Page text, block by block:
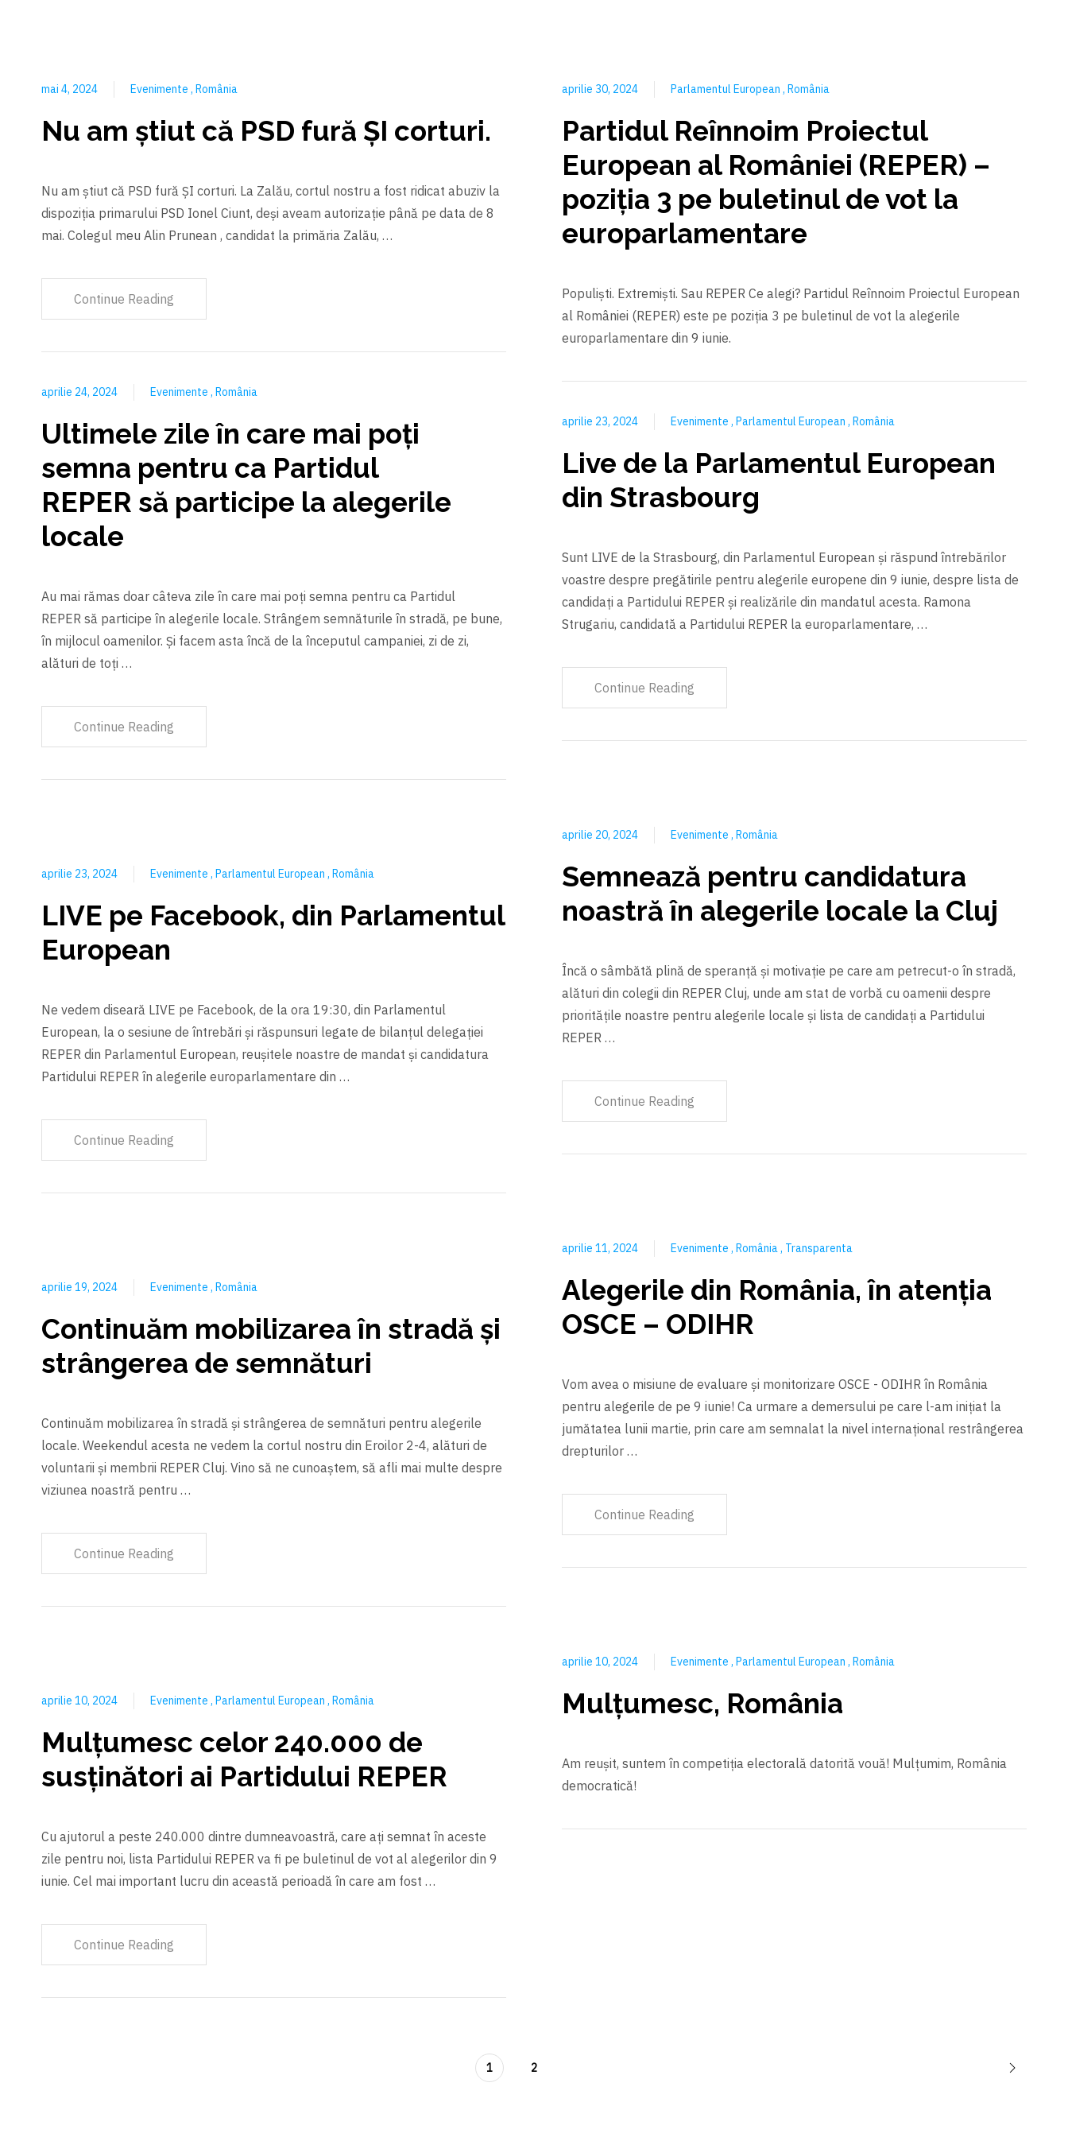
mai 4, 2024 Evenimente România
Nu am ştiut că PSD fură ŞI corturi.
Nu am ştiut că PSD fură ŞI corturi. La Zalău, cortul nostru a fost ridicat abuziv la
dispoziția primarului PSD Ionel Ciunt, deşi aveam autorizație până pe data de 8
mai. Colegul meu Alin Prunean , candidat la primăria Zalău, …
Continue Reading
aprilie 24, 2024 Evenimente România
Ultimele zile în care mai poți
semna pentru ca Partidul
REPER să participe la alegerile
locale
Au mai rămas doar câteva zile în care mai poți semna pentru ca Partidul
REPER să participe în alegerile locale. Strângem semnăturile în stradă, pe bune,
în mijlocul oamenilor. Și facem asta încă de la începutul campaniei, zi de zi,
alături de toți …
Continue Reading
aprilie 23, 2024 Evenimente Parlamentul European România
LIVE pe Facebook, din Parlamentul
European
Ne vedem diseară LIVE pe Facebook, de la ora 19:30, din Parlamentul
European, la o sesiune de întrebări și răspunsuri legate de bilanțul delegației
REPER din Parlamentul European, reușitele noastre de mandat și candidatura
Partidului REPER în alegerile europarlamentare din …
Continue Reading
aprilie 19, 2024 Evenimente România
Continuăm mobilizarea în stradă și
strângerea de semnături
Continuăm mobilizarea în stradă și strângerea de semnături pentru alegerile
locale. Weekendul acesta ne vedem la cortul nostru din Eroilor 2-4, alături de
voluntarii și membrii REPER Cluj. Vino să ne cunoaștem, să afli mai multe despre
viziunea noastră pentru …
Continue Reading
aprilie 10, 2024 Evenimente Parlamentul European România
Mulțumesc celor 240.000 de
susținători ai Partidului REPER
Cu ajutorul a peste 240.000 dintre dumneavoastră, care ați semnat în aceste
zile pentru noi, lista Partidului REPER va fi pe buletinul de vot al alegerilor din 9
iunie. Cel mai important lucru din această perioadă în care am fost …
Continue Reading
aprilie 30, 2024 Parlamentul European România
Partidul Reînnoim Proiectul
European al României (REPER) –
poziția 3 pe buletinul de vot la
europarlamentare
Populiști. Extremiști. Sau REPER Ce alegi? Partidul Reînnoim Proiectul European
al României (REPER) este pe poziția 3 pe buletinul de vot la alegerile
europarlamentare din 9 iunie.
aprilie 23, 2024 Evenimente Parlamentul European România
Live de la Parlamentul European
din Strasbourg
Sunt LIVE de la Strasbourg, din Parlamentul European și răspund întrebărilor
voastre despre pregătirile pentru alegerile europene din 9 iunie, despre lista de
candidați a Partidului REPER și realizările din mandatul acesta. Ramona
Strugariu, candidată a Partidului REPER la europarlamentare, …
Continue Reading
aprilie 20, 2024 Evenimente România
Semnează pentru candidatura
noastră în alegerile locale la Cluj
Încă o sâmbătă plină de speranță și motivație pe care am petrecut-o în stradă,
alături din colegii din REPER Cluj, unde am stat de vorbă cu oamenii despre
prioritățile noastre pentru alegerile locale și lista de candidați a Partidului
REPER …
Continue Reading
aprilie 11, 2024 Evenimente România Transparenta
Alegerile din România, în atenția
OSCE – ODIHR
Vom avea o misiune de evaluare și monitorizare OSCE - ODIHR în România
pentru alegerile de pe 9 iunie! Ca urmare a demersului pe care l-am inițiat la
jumătatea lunii martie, prin care am semnalat la nivel internațional restrângerea
drepturilor …
Continue Reading
aprilie 10, 2024 Evenimente Parlamentul European România
Mulțumesc, România
Am reuşit, suntem în competiția electorală datorită vouă! Mulțumim, România
democratică!
1 2